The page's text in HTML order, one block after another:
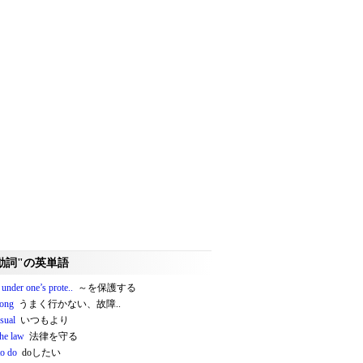
詞"の英単語
one’s prote.. ～を保護する
うまく行かない、故障..
いつもより
law 法律を守る
do doしたい